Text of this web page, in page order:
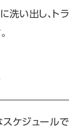
洗い出し、トラ
スケジュールで